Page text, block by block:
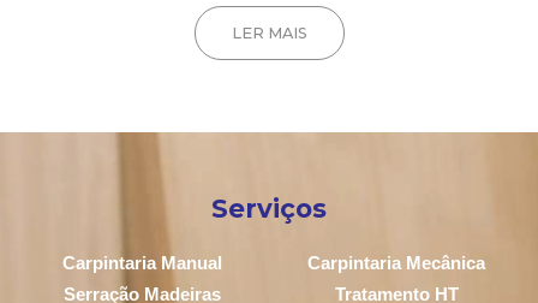
LER MAIS
Serviços
Carpintaria Manual
Carpintaria Mecânica
Serração Madeiras
Tratamento HT